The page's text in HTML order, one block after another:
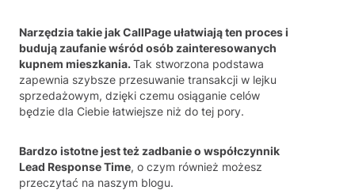
Narzędzia takie jak CallPage ułatwiają ten proces i
budują zaufanie wśród osób zainteresowanych
kupnem mieszkania.Tak stworzona podstawa
zapewnia szybsze przesuwanie transakcji w lejku
sprzedażowym, dzięki czemu osiąganie celów
będzie dla Ciebie łatwiejsze niż do tej pory.
Bardzo istotne jest też zadbanie o współczynnik
Lead Response Time, o czym również możesz
przeczytać na naszym blogu.